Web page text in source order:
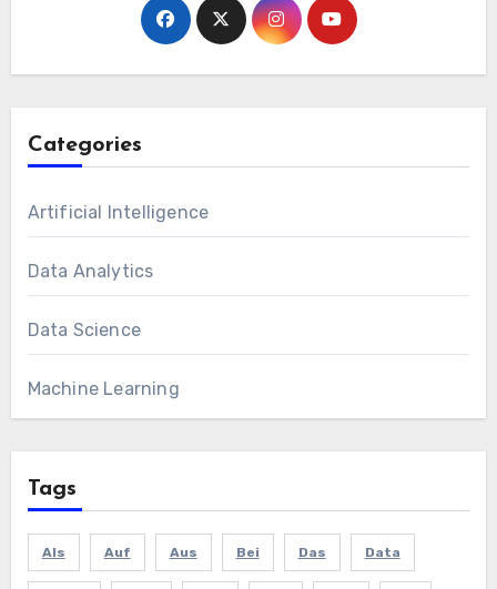
Categories
Artificial Intelligence
Data Analytics
Data Science
Machine Learning
Tags
Als Auf Aus Bei Das Data